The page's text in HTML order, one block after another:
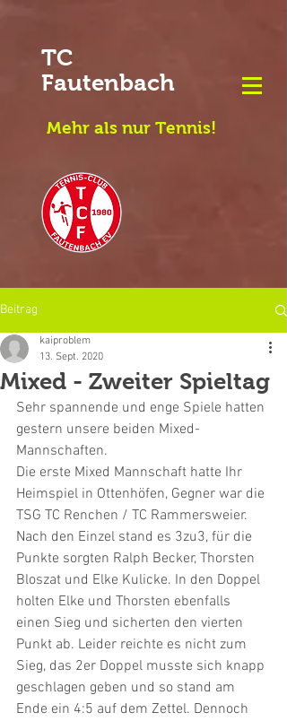
TC
Fautenbach
Mehr als nur Tennis!
Beitrag
Mixed - Zweiter Spieltag
kaiproblem
13. Sept. 2020
Sehr spannende und enge Spiele hatten
gestern unsere beiden Mixed-
Mannschaften.
Die erste Mixed Mannschaft hatte Ihr
Heimspiel in Ottenhöfen, Gegner war die
TSG TC Renchen / TC Rammersweier.
Nach den Einzel stand es 3zu3, für die
Punkte sorgten Ralph Becker, Thorsten
Bloszat und Elke Kulicke. In den Doppel
holten Elke und Thorsten ebenfalls
einen Sieg und sicherten den vierten
Punkt ab. Leider reichte es nicht zum
Sieg, das 2er Doppel musste sich knapp
geschlagen geben und so stand am
Ende ein 4:5 auf dem Zettel. Dennoch